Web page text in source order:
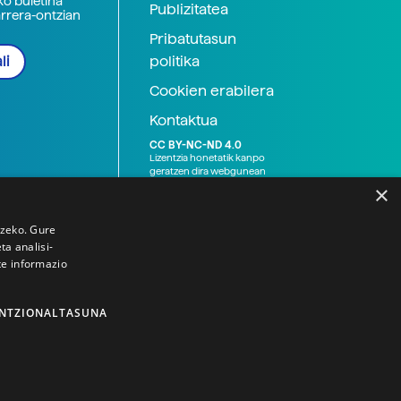
ontzian
Publizitatea
Pribatutasun
politika
Cookien erabilera
Kontaktua
CC BY-NC-ND 4.0
Lizentzia honetatik kanpo
geratzen dira webgunean
×
Gure
analisi-
informazio